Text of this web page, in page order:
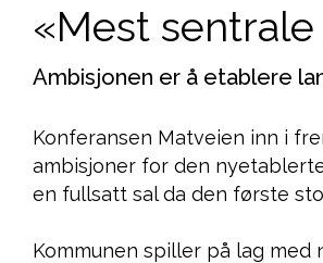
«Mest
Ambisjonen er å etablere
Konferansen Matveien inn i
ambisjoner for den
en fullsatt sal da den første
Kommunen spiller på lag